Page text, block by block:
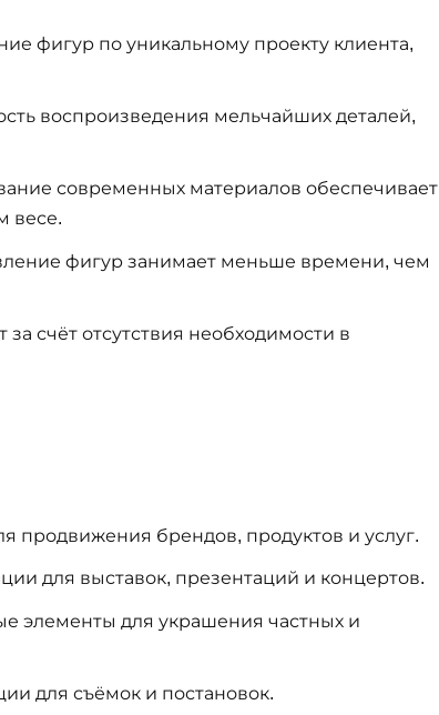
фигур по уникальному проекту клиента,
воспроизведения мельчайших деталей,
современных материалов обеспечивает
весе.
фигур занимает меньше времени, чем
за счёт отсутствия необходимости в
продвижения брендов, продуктов и услуг.
для выставок, презентаций и концертов.
элементы для украшения частных и
для съёмок и постановок.